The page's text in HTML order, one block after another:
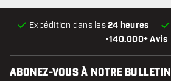
•140.000+ Avis
Expédition dans les24 heures
ABONEZ-VOUS À NOTRE BULLETIN